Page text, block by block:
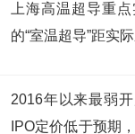
上海高温超导重
的“室温超导”距实
2016年以来最弱
IPO定价低于预期